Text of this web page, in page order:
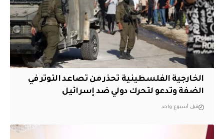
الخارجية الفلسطينية تحذر من تصاعد التوتر في
الضفة وتدعو لتحرك دولي ضد إسرائيل
قبل أسبوع واحد